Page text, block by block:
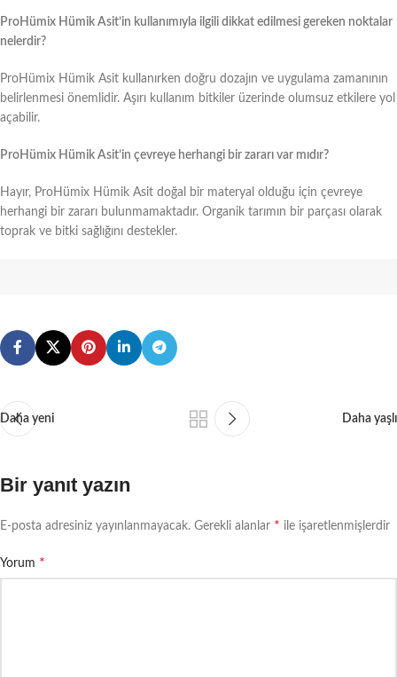
ProHümix Hümik Asit’in kullanımıyla ilgili dikkat edilmesi gereken noktalar
nelerdir?
ProHümix Hümik Asit kullanırken doğru dozajın ve uygulama zamanının
belirlenmesi önemlidir. Aşırı kullanım bitkiler üzerinde olumsuz etkilere yol
açabilir.
ProHümix Hümik Asit’in çevreye herhangi bir zararı var mıdır?
Hayır, ProHümix Hümik Asit doğal bir materyal olduğu için çevreye
herhangi bir zararı bulunmamaktadır. Organik tarımın bir parçası olarak
toprak ve bitki sağlığını destekler.
Daha yeni Daha yaşlı
Bir yanıt yazın
E-posta adresiniz yayınlanmayacak. Gerekli alanlar * ile işaretlenmişlerdir
Yorum *